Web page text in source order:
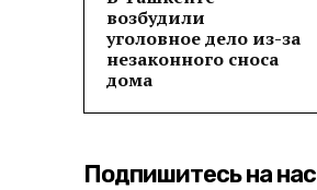
возбудили
уголовное дело из-за
незаконного сноса
дома
Подпишитесь на нас